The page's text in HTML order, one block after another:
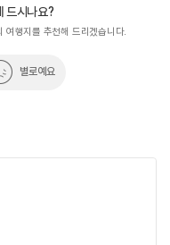
드시나요?
여행지를 추천해 드리겠습니다.
별로예요